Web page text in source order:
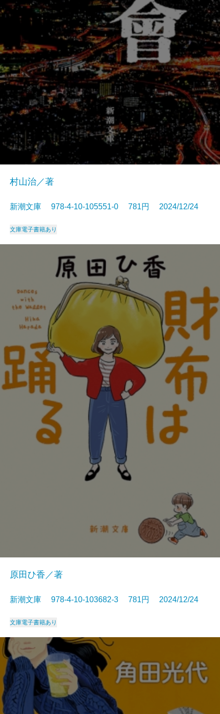
村山治／著
新潮文庫 978-4-10-105551-0 781円 2024/12/24
文庫電子書籍あり
原田ひ香／著
新潮文庫 978-4-10-103682-3 781円 2024/12/24
文庫電子書籍あり